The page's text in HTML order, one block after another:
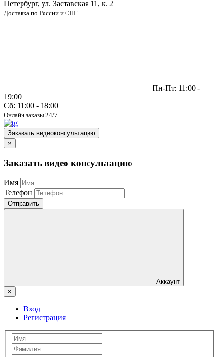
Петербург, ул. Заставская 11, к. 2
Доставка по России и СНГ
Пн-Пт: 11:00 -
19:00
Сб: 11:00 - 18:00
Онлайн заказы 24/7
Заказать видеоконсультацию
×
Заказать видео консультацию
Имя
Телефон
Отправить
Аккаунт
×
Вход
Регистрация